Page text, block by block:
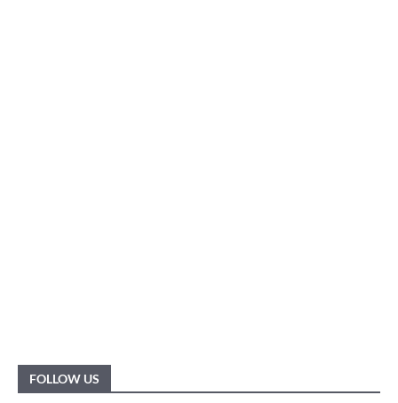
FOLLOW US